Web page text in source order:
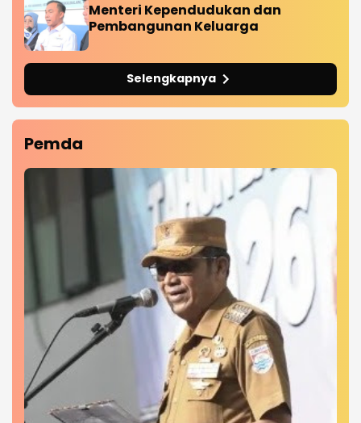
Menteri Kependudukan dan
Pembangunan Keluarga
Selengkapnya
Pemda